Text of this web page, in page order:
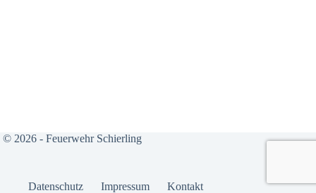
© 2026 - Feuerwehr Schierling
Daten­schutz Impres­sum Kon­takt